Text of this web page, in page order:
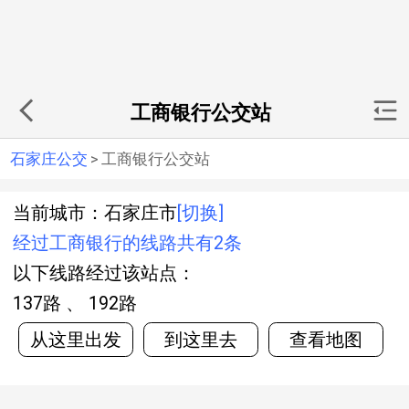
工商银行公交站
石家庄公交 > 工商银行公交站
当前城市：石家庄市 [切换]
经过工商银行的线路共有2条
以下线路经过该站点：
137路 、 192路
从这里出发
到这里去 查看地图